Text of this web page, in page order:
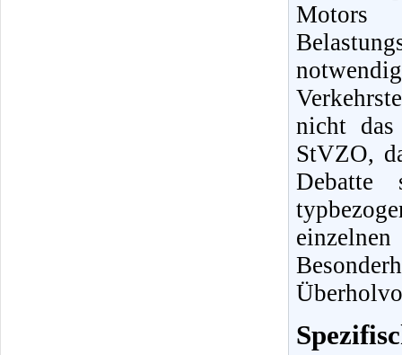
Motors
nicht das
StVZO,
Debatte